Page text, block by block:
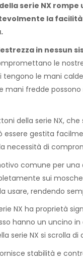
serie NX rompe
la
in nessun
le
le mani
mani fredde
della serie NX,
essere gestita
necessità di
comune per
sui
usare, rendendo
NX ha proprietà
hanno un uncino
serie NX si scrolla
stabilità e